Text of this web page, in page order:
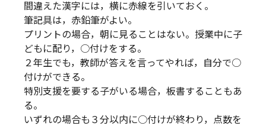
間違えた漢字には，横に赤線を引いておく。
筆記具は，赤鉛筆がよい。
プリントの場合，朝に見ることはない。授業中に子
どもに配り，○付けをする。
２年生でも，教師が答えを言ってやれば，自分で○
付けができる。
特別支援を要する子がいる場合，板書することもあ
る。
いずれの場合も３分以内に○付けが終わり，点数を